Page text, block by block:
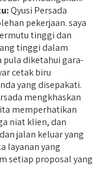
Qyusi Persada
pekerjaan. saya
tinggi dan
tinggi dalam
pula diketahui gara-
cetak biru
yang disepakati.
mengkhaskan
memperhatikan
niat klien, dan
jalan keluar yang
layanan yang
setiap proposal yang